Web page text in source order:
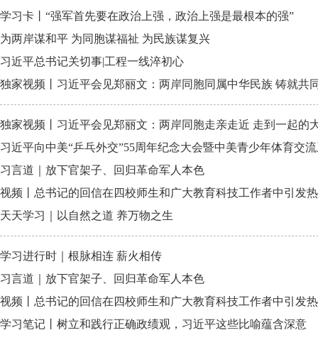
学习卡丨“强军首先要在政治上强，政治上强是最根本的强”
为两岸谋和平 为同胞谋福祉 为民族谋复兴
习近平总书记关切事|工程一线淬初心
独家视频丨习近平会见郑丽文：两岸同胞同属中华民族 铸就共
独家视频丨习近平会见郑丽文：两岸同胞走亲走近 走到一起的
习近平向中美“乒乓外交”55周年纪念大会暨中美青少年体育交
习言道｜放下官架子、回归革命军人本色
视频丨总书记的回信在四校师生和广大教育科技工作者中引发
天天学习｜以自然之道 养万物之生
学习进行时｜根脉相连 薪火相传
习言道｜放下官架子、回归革命军人本色
视频丨总书记的回信在四校师生和广大教育科技工作者中引发
学习笔记丨树立和践行正确政绩观，习近平这些比喻蕴含深意